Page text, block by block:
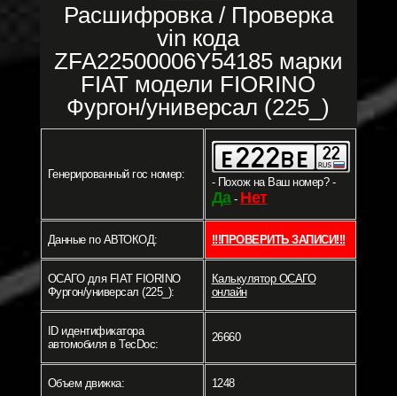
Расшифровка / Проверка
vin кода
ZFA22500006Y54185 марки
FIAT модели FIORINO
Фургон/универсал (225_)
Генерированный гос номер:
- Похож на Ваш номер? -
Да- Нет
Данные по АВТОКОД: !!!ПРОВЕРИТЬ ЗАПИСИ!!!
ОСАГО для FIAT FIORINO
Фургон/универсал (225_):
Калькулятор ОСАГО
онлайн
ID идентификатора
автомобиля в TecDoc:
26660
Объем движка: 1248